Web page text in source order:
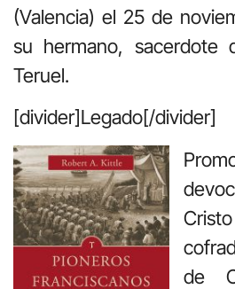
(Valencia) el 25 de
su hermano, sacerdote
Teruel.
[divider]Legado[/divider]
de